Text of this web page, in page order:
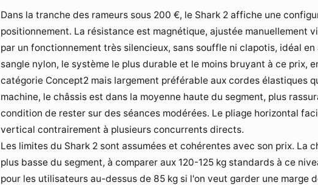
Dans la tranche des rameurs sous 200 €, le Shark 2 affiche une
positionnement. La résistance est magnétique, ajustée manuellement
par un fonctionnement très silencieux, sans souffle ni clapotis, idéal
sangle nylon, le système le plus durable et le moins bruyant à ce prix,
catégorie Concept2 mais largement préférable aux cordes élastiques
machine, le châssis est dans la moyenne haute du segment, plus
condition de rester sur des séances modérées. Le pliage horizontal
vertical contrairement à plusieurs concurrents directs.
Les limites du Shark 2 sont assumées et cohérentes avec son prix. La
plus basse du segment, à comparer aux 120-125 kg standards à ce
pour les utilisateurs au-dessus de 85 kg si l'on veut garder une marge